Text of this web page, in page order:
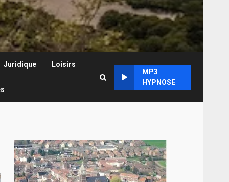
Juridique Loisirs
MP3
HYPNOSE